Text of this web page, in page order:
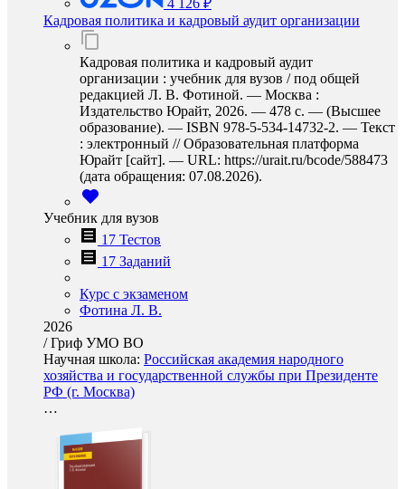
4 126 ₽
Кадровая политика и кадровый аудит организации
Кадровая политика и кадровый аудит
организации : учебник для вузов / под общей
редакцией Л. В. Фотиной. — Москва :
Издательство Юрайт, 2026. — 478 с. — (Высшее
образование). — ISBN 978-5-534-14732-2. — Текст
: электронный // Образовательная платформа
Юрайт [сайт]. — URL: https://urait.ru/bcode/588473
(дата обращения: 07.08.2026).
Учебник для вузов
17 Тестов
17 Заданий
Курс с экзаменом
Фотина Л. В.
2026
/Гриф УМО ВО
Научная школа: Российская академия народного
хозяйства и государственной службы при Президенте
РФ (г. Москва)
…